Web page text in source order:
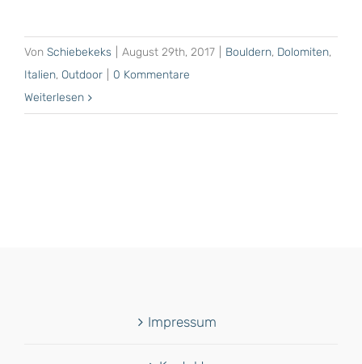
Von Schiebekeks August 29th, 2017 Bouldern, Dolomiten,
Italien, Outdoor
0 Kommentare
Weiterlesen
Impressum